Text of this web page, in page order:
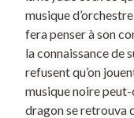
musique
fera penser à son
la connaissance de
refusent qu’on
musique noire peut-
dragon se retrouva